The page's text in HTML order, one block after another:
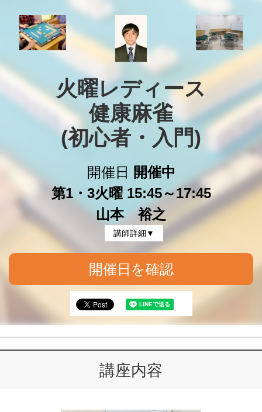
火曜レディース
健康麻雀
(初心者・入門)
開催日
開催中
第1・3火曜 15:45～17:45
山本 裕之
講師詳細▼
開催日を確認
講座内容